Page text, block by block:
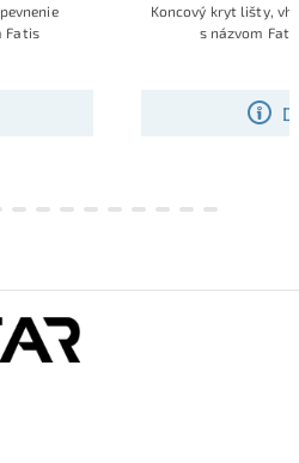
Fatis
Koncový kryt lišty,
s názvom